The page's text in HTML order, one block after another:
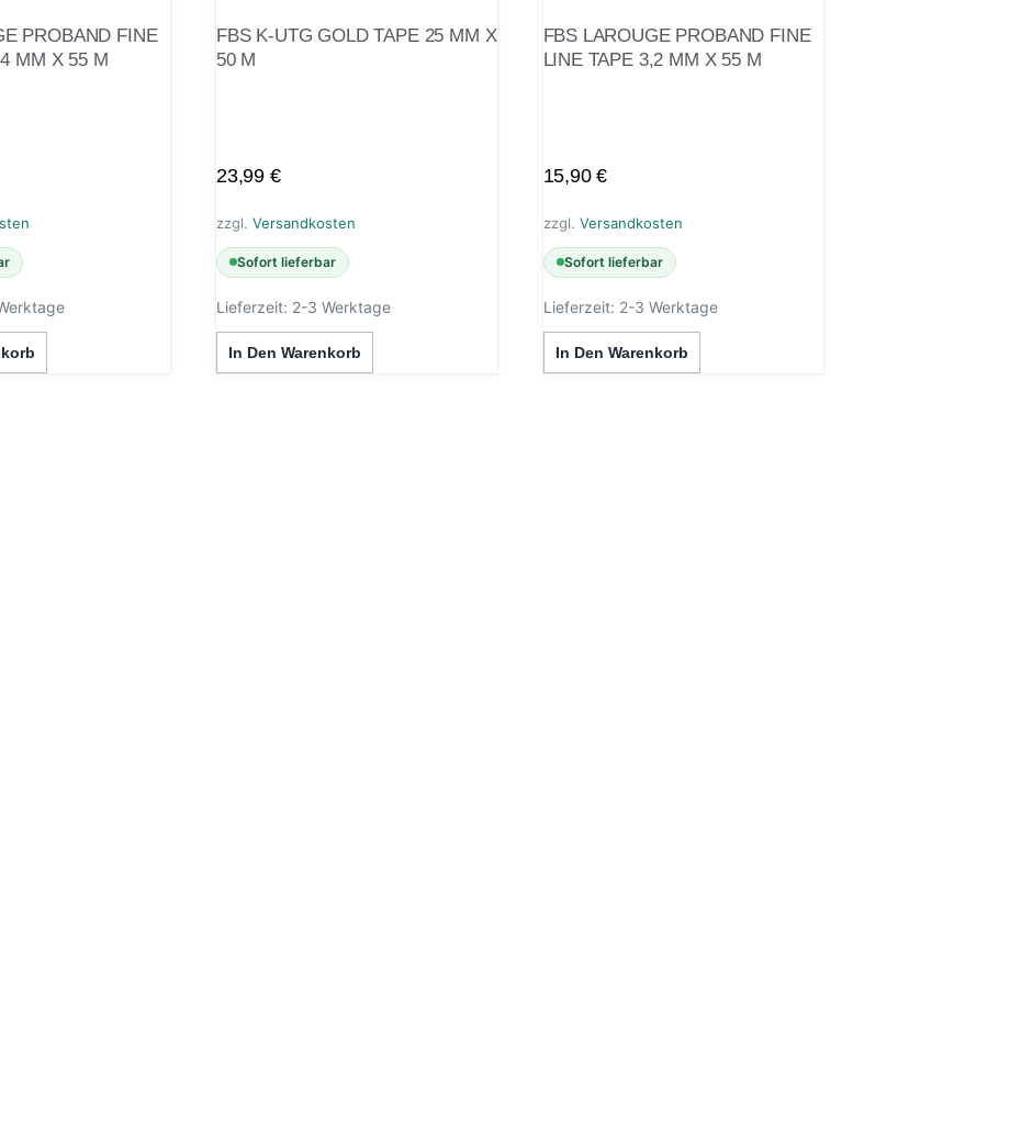
PROBAND FINE
MM X 55 M
FBS K-UTG GOLD TAPE 25 MM X
50 M
23,99 €
zzgl. Versandkosten
Sofort lieferbar
Lieferzeit: 2-3 Werktage
In Den Warenkorb
FBS LAROUGE PROBAND FINE
LINE TAPE 3,2 MM X 55 M
15,90€
zzgl. Versandkosten
Sofort lieferbar
Lieferzeit: 2-3 Werktage
In Den Warenkorb